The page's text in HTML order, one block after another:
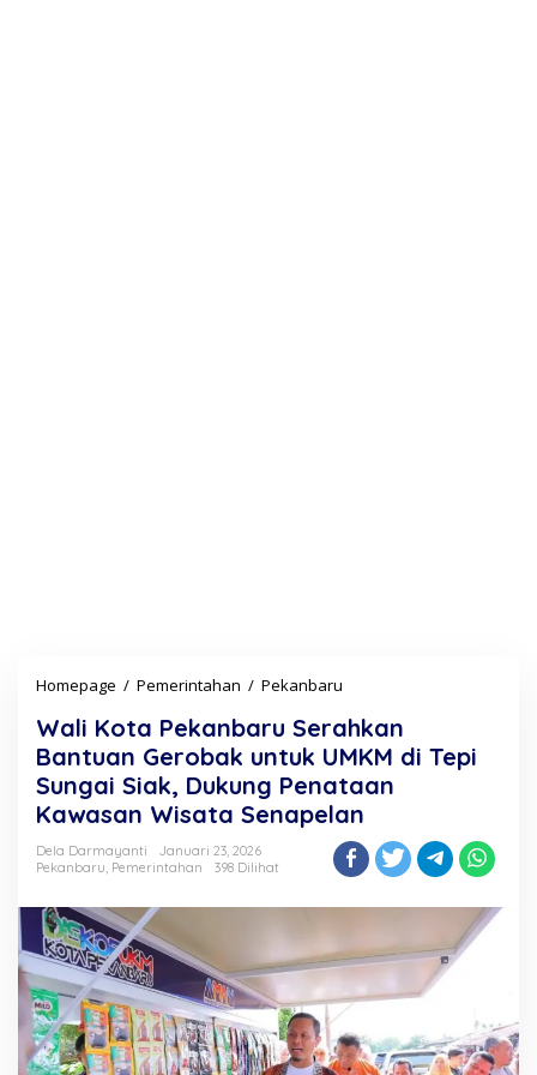
Homepage / Pemerintahan / Pekanbaru
l
i
K
o
t
a
P
e
b
a
r
u
S
Wali Kota Pekanbaru Serahkan
Bantuan Gerobak untuk UMKM di Tepi
Sungai Siak, Dukung Penataan
Kawasan Wisata Senapelan
Dela Darmayanti
Januari 23, 2026
Pekanbaru, Pemerintahan 398 Dilihat